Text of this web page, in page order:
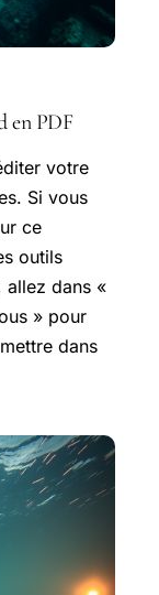
en PDF
votre
Si vous
ce
outils
allez dans «
» pour
dans